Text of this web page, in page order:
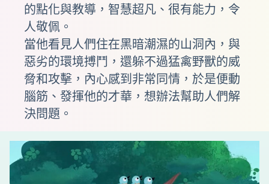
的點化與教導，智慧超凡、很有能力，令
人敬佩。
當他看見人們住在黑暗潮濕的山洞內，與
惡劣的環境搏鬥，還躲不過猛禽野獸的威
脅和攻擊，內心感到非常同情，於是便動
腦筋、發揮他的才華，想辦法幫助人們解
決問題。